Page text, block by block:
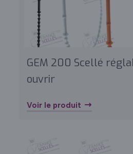
GEM 200 Scellé
ouvrir
Voir le produit